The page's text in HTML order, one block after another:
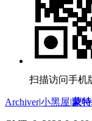
扫描访问手机
Archiver|小黑屋|蒙